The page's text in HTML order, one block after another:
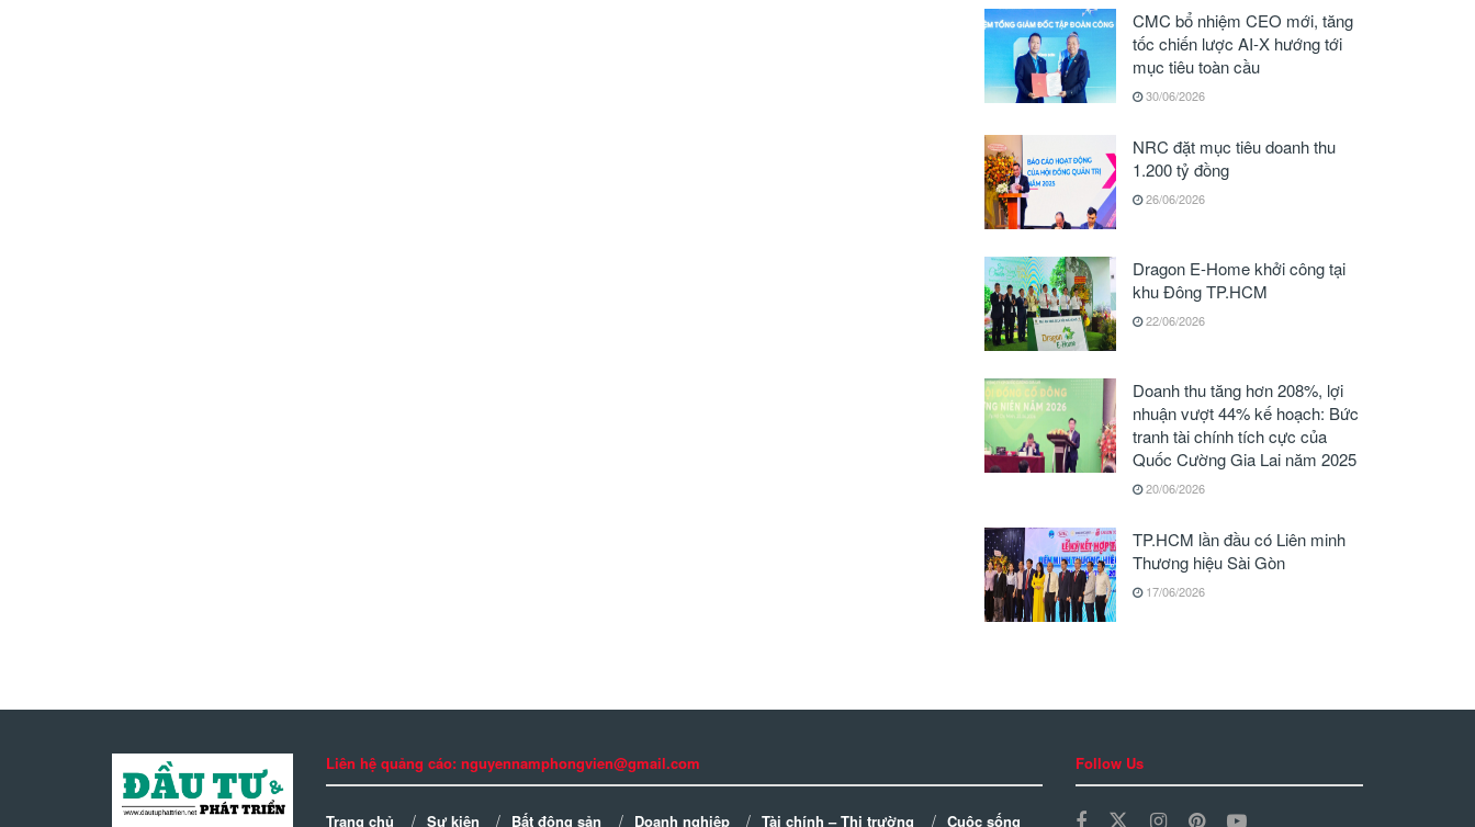
CMC bổ nhiệm CEO mới, tăng
tốc chiến lược AI-X hướng tới
mục tiêu toàn cầu
30/06/2026
NRC đặt mục tiêu doanh thu
1.200 tỷ đồng
26/06/2026
Dragon E-Home khởi công tại
khu Đông TP.HCM
22/06/2026
Doanh thu tăng hơn 208%, lợi
nhuận vượt 44% kế hoạch: Bức
tranh tài chính tích cực của
Quốc Cường Gia Lai năm 2025
20/06/2026
TP.HCM lần đầu có Liên minh
Thương hiệu Sài Gòn
17/06/2026
Liên hệ quảng cáo: nguyennamphongvien@gmail.com
Trang chủ Sự kiện Bất động sản Doanh nghiệp Tài chính – Thị trường Cuộc sống
Follow Us